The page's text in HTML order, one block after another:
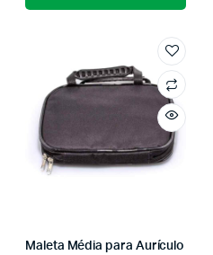
Maleta Média para Aurículo